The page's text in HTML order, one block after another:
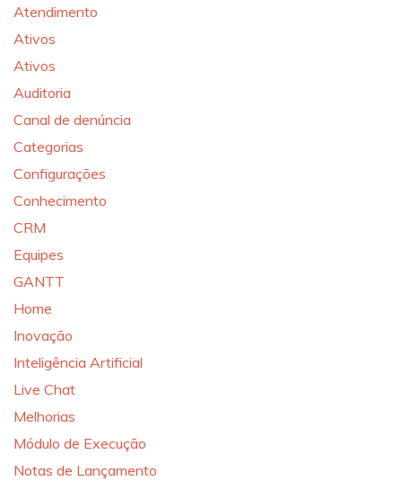
Atendimento
Ativos
Ativos
Auditoria
Canal de denúncia
Categorias
Configurações
Conhecimento
CRM
Equipes
GANTT
Home
Inovação
Inteligência Artificial
Live Chat
Melhorias
Módulo de Execução
Notas de Lançamento